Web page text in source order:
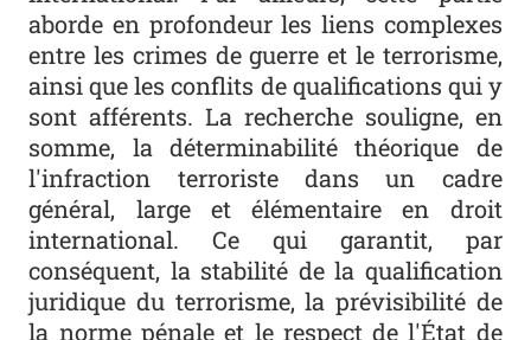
aborde en profondeur les liens complexes
entre les crimes de guerre et le terrorisme,
ainsi que les conflits de qualifications qui y
sont afférents. La recherche souligne, en
somme, la déterminabilité théorique de
l'infraction terroriste dans un cadre
général, large et élémentaire en droit
international. Ce qui garantit, par
conséquent, la stabilité de la qualification
juridique du terrorisme, la prévisibilité de
la norme pénale et le respect de l'État de